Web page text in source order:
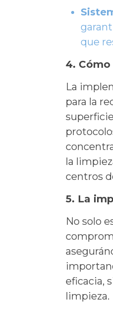
que
4.
La
para la
la
centros
5. La
No solo
eficacia,
limpieza.